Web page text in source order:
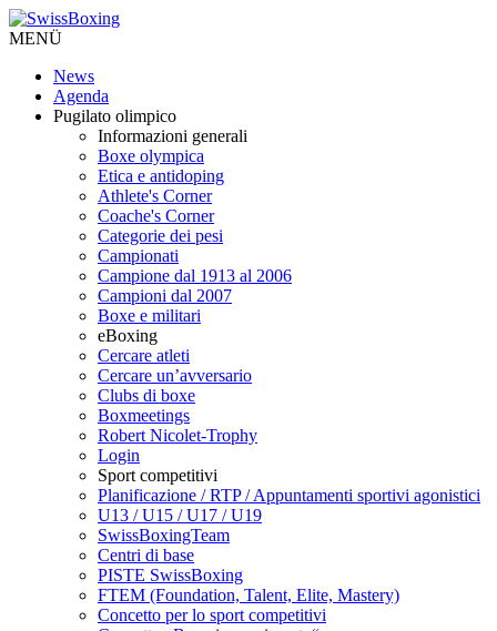
MENÜ
News
Agenda
Pugilato olimpico
Informazioni generali
Boxe olympica
Etica e antidoping
Athlete's Corner
Coache's Corner
Categorie dei pesi
Campionati
Campione dal 1913 al 2006
Campioni dal 2007
Boxe e militari
eBoxing
Cercare atleti
Cercare un’avversario
Clubs di boxe
Boxmeetings
Robert Nicolet-Trophy
Login
Sport competitivi
Planificazione / RTP / Appuntamenti sportivi agonistici
U13 / U15 / U17 / U19
SwissBoxingTeam
Centri di base
PISTE SwissBoxing
FTEM (Foundation, Talent, Elite, Mastery)
Concetto per lo sport competitivi